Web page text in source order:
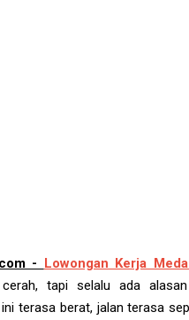
- Lowongan Kerja
tapi selalu ada alasan
terasa berat, jalan terasa